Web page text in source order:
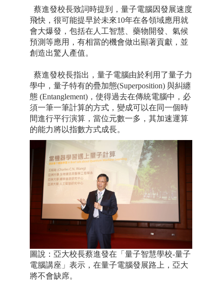
蔡進發校長致詞時提到，量子電腦因發展速度
飛快，很可能提早於未來10年在各領域應用就
會大爆發，包括在人工智慧、藥物開發、氣候
預測等應用，有相當的機會做出顯著貢獻，並
創造出驚人產值。
蔡進發校長指出，量子電腦由於利用了量子力
學中，量子特有的疊加態(Superposition) 與糾纏
態 (Entanglement)，使得過去在傳統電腦中，必
須一筆一筆計算的方式，變成可以在同一個時
間進行平行演算，當位元數一多，其加速運算
的能力將以指數方式成長。
圖說：亞大校長蔡進發在「量子智慧學校-量子
電腦講座」表示，在量子電腦發展路上，亞大
將不會缺席。